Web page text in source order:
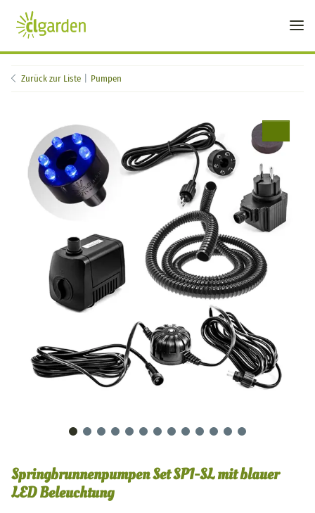
Zurück zur Liste Pumpen
Springbrunnenpumpen Set SP1-SL mit blauer
LED Beleuchtung